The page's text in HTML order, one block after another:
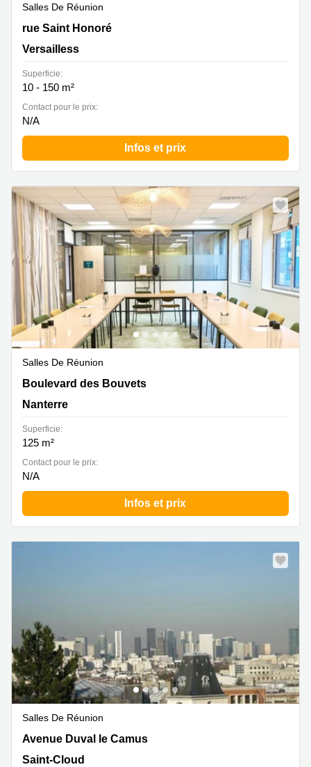
Salles De Réunion
13 rue Saint Honoré, Versailless
rue Saint Honoré
Versailless
Superficie:
10 - 150 m²
Contact pour le prix:
N/A
Infos et prix
Salles De Réunion
3-5 Boulevard des Bouvets, Nanterre
Boulevard des Bouvets
Nanterre
Superficie:
125 m²
Contact pour le prix:
N/A
Infos et prix
Salles De Réunion
Avenue Duval le Camus 8, Saint-Cloud
Avenue Duval le Camus
Saint-Cloud